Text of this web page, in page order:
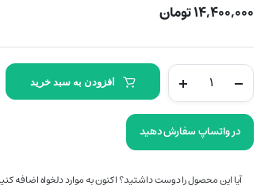
۱۴,۴۰۰,۰۰۰تومان
نکسن
NPRIZE
افزودن به سبد خرید
در واتساپ سفارش دهید
آیا این محصول را دوست داشتید؟ اکنون به موارد دلخواه اضافه